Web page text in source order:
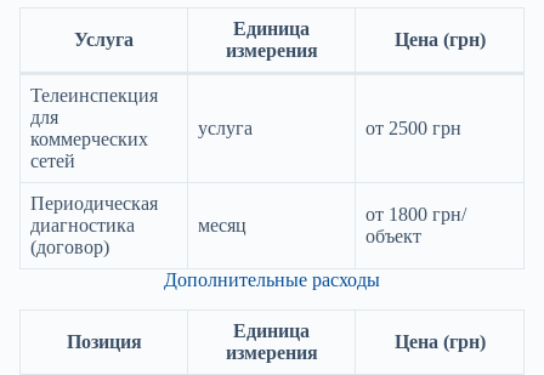
Услуга
Единица
измерения
Цена (грн)
Телеинспекция
для
коммерческих
сетей
услуга от 2500 грн
Периодическая
диагностика
(договор)
месяц
от 1800 грн/
объект
Дополнительные расходы
Позиция
Единица
измерения
Цена (грн)